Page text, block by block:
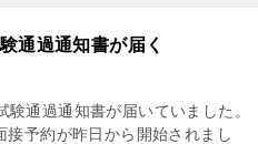
通過通知書が届く
通過通知書が届いていました。
予約が昨日から開始されまし